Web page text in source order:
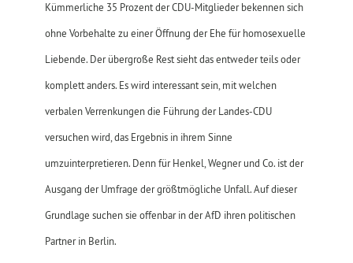
Kümmerliche 35 Prozent der CDU-Mitglieder bekennen sich
ohne Vorbehalte zu einer Öffnung der Ehe für homosexuelle
Liebende. Der übergroße Rest sieht das entweder teils oder
komplett anders. Es wird interessant sein, mit welchen
verbalen Verrenkungen die Führung der Landes-CDU
versuchen wird, das Ergebnis in ihrem Sinne
umzuinterpretieren. Denn für Henkel, Wegner und Co. ist der
Ausgang der Umfrage der größtmögliche Unfall. Auf dieser
Grundlage suchen sie offenbar in der AfD ihren politischen
Partner in Berlin.